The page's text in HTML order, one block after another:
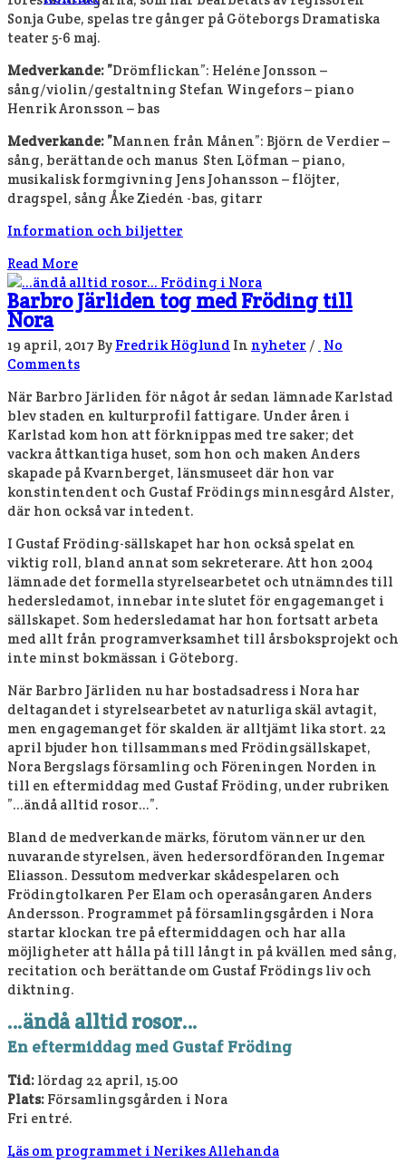
Sonja Gube, spelas tre gånger på Göteborgs Dramatiska
teater 5-6 maj.
Medverkande: ”Drömflickan”: Heléne Jonsson –
sång/violin/gestaltning Stefan Wingefors – piano
Henrik Aronsson – bas
Medverkande: ”Mannen från Månen”: Björn de Verdier –
sång, berättande och manus Sten Löfman – piano,
musikalisk formgivning Jens Johansson – flöjter,
dragspel, sång Åke Ziedén -bas, gitarr
Information och biljetter
Read More
Barbro Järliden tog med Fröding till
Nora
19 april, 2017 By Fredrik Höglund In nyheter / No
Comments
När Barbro Järliden för något år sedan lämnade Karlstad
blev staden en kulturprofil fattigare. Under åren i
Karlstad kom hon att förknippas med tre saker; det
vackra åttkantiga huset, som hon och maken Anders
skapade på Kvarnberget, länsmuseet där hon var
konstintendent och Gustaf Frödings minnesgård Alster,
där hon också var intedent.
I Gustaf Fröding-sällskapet har hon också spelat en
viktig roll, bland annat som sekreterare. Att hon 2004
lämnade det formella styrelsearbetet och utnämndes till
hedersledamot, innebar inte slutet för engagemanget i
sällskapet. Som hedersledamat har hon fortsatt arbeta
med allt från programverksamhet till årsboksprojekt och
inte minst bokmässan i Göteborg.
När Barbro Järliden nu har bostadsadress i Nora har
deltagandet i styrelsearbetet av naturliga skäl avtagit,
men engagemanget för skalden är alltjämt lika stort. 22
april bjuder hon tillsammans med Frödingsällskapet,
Nora Bergslags församling och Föreningen Norden in
till en eftermiddag med Gustaf Fröding, under rubriken
”…ändå alltid rosor…”.
Bland de medverkande märks, förutom vänner ur den
nuvarande styrelsen, även hedersordföranden Ingemar
Eliasson. Dessutom medverkar skådespelaren och
Frödingtolkaren Per Elam och operasångaren Anders
Andersson. Programmet på församlingsgården i Nora
startar klockan tre på eftermiddagen och har alla
möjligheter att hålla på till långt in på kvällen med sång,
recitation och berättande om Gustaf Frödings liv och
diktning.
…ändå alltid rosor…
En eftermiddag med Gustaf Fröding
Tid: lördag 22 april, 15.00
Plats: Församlingsgården i Nora
Fri entré.
Läs om programmet i Nerikes Allehanda